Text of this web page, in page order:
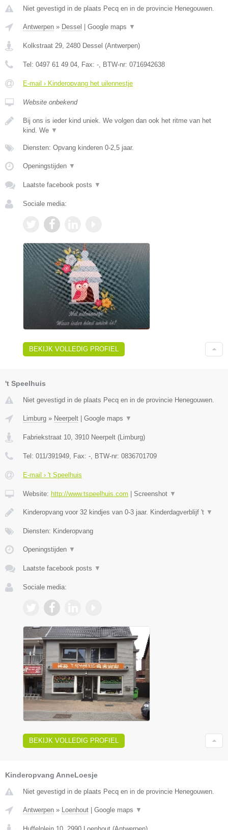
Niet gevestigd in de plaats Pecq en in de provincie Henegouwen.
Antwerpen » Dessel Google maps ▼
Kolkstraat 29, 2480 Dessel (Antwerpen)
Tel: 0497 61 49 04, Fax: -, BTW-nr: 0716942638
E-mail › Kinderopvang het uilennestje
Website onbekend
Bij ons is ieder kind uniek. We volgen dan ook het ritme van het
kind. We ▼
Diensten: Opvang kinderen 0-2,5 jaar.
Openingstijden ▼
Laatste facebook posts ▼
Sociale media:
BEKIJK VOLLEDIG PROFIEL
't Speelhuis
Niet gevestigd in de plaats Pecq en in de provincie Henegouwen.
Limburg » Neerpelt Google maps ▼
Fabriekstraat 10 3910 Neerpelt ( Limburg)
Tel: 011/391949 , Fax: - , BTW-nr: 0836701709
E-mail › 't Speelhuis
Website: http://www.tspeelhuis.com Screenshot ▼
Kinderopvang voor 32 kindjes van 0-3 jaar. Kinderdagverblijf 't ▼
Diensten: Kinderopvang
Openingstijden ▼
Laatste facebook posts ▼
Sociale media:
BEKIJK VOLLEDIG PROFIEL
Kinderopvang AnneLoesje
Niet gevestigd in de plaats Pecq en in de provincie Henegouwen.
Antwerpen » Loenhout Google maps ▼